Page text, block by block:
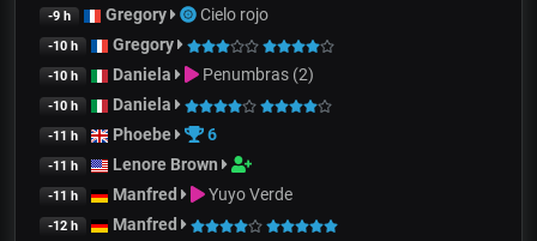
-9 h Gregory Cielo rojo
-10 h Gregory
-10 h Daniela Penumbras (2)
-10 h Daniela
-11 h Phoebe 6
-11 h Lenore Brown
-11 h Manfred Yuyo Verde
-12 h Manfred